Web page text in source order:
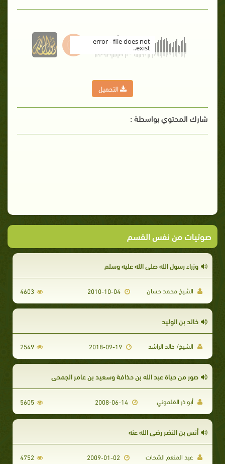
error - file does not
exist..
التحميل
شارك المحتوي بواسطة :
صوتيات من نفس القسم
وزراء رسول الله صلى الله عليه وسلم
الشيخ محمد حسان 4603
خالد بن الوليد
الشيخ/ خالد الراشد 2018-09-19
2549
صور من حياة عبد الله بن حذافة وسعيد بن عامر الجمحي
أبو ذر القلموني 5605
أنس بن النضر رضي الله عنه
عبد المنعم الشحات 4752